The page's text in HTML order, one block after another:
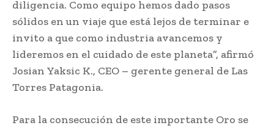
diligencia. Como equipo hemos dado pasos
sólidos en un viaje que está lejos de terminar e
invito a que como industria avancemos y
lideremos en el cuidado de este planeta”, afirmó
Josian Yaksic K., CEO – gerente general de Las
Torres Patagonia.
Para la consecución de este importante Oro se